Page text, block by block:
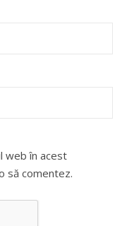
web în acest
să comentez.